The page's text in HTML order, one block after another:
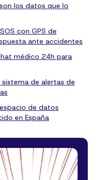
los datos que lo
con GPS de
ante accidentes
médico 24h para
de alertas de
de datos
en España